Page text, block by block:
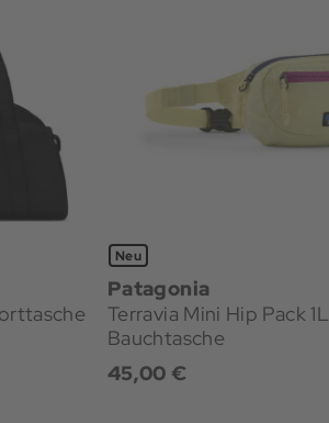
Neu
Patagonia
Terravia Mini Hip Pack 1L
Bauchtasche
45,00 €